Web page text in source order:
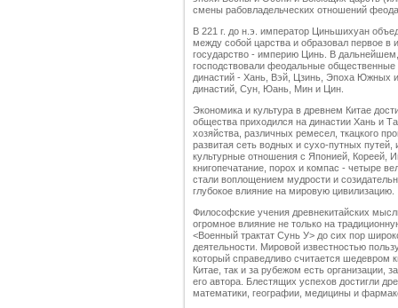
смены рабовладельческих отношений
В 221 г. до н.э. император Циньшихуан
между собой царства и образовал первое в
государство - империю Цинь. В
господствовали феодальные
династий - Хань, Вэй, Цзинь, Эпоха Южных
династий, Сун, Юань, Мин и Цин.
Экономика и культура в древнем Китае
общества приходился на династии Хань и
хозяйства, различных ремесел, ткацкого
развитая сеть водных и сухо-путных
культурные отношения с Японией, Кореей,
книгопечатание, порох и компас - четыре
стали воплощением мудрости и
глубокое влияние на мировую цивилизацию.
Философские учения древнекитайских
огромное влияние не только на
<Военный трактат Сунь У> до сих пор
деятельности. Мировой известностью
который справедливо считается шедевром
Китае, так и за рубежом есть организации,
его автора. Блестящих успехов достигли
математики, географии, медицины и